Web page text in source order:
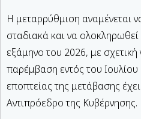
Η μεταρρύθμιση αναμένεται
σταδιακά και να
εξάμηνο του 2026, με σχετική
παρέμβαση εντός του
εποπτείας της μετάβασης
Αντιπρόεδρο της Κυβέρνησης.